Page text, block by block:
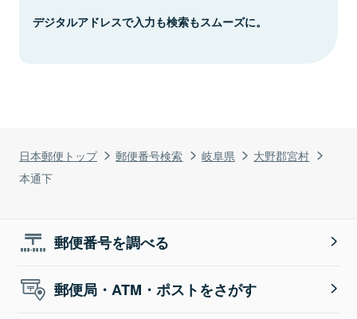
日本郵便トップ 郵便番号検索 岐阜県
大野郡宮村
本通下
デジタルアドレスで入力も検索もスムーズに。
郵便番号を調べる
郵便局・ATM・ポストをさがす